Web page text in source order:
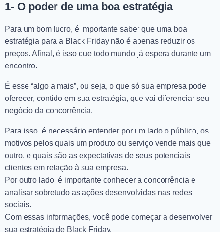
1- O poder de uma boa estratégia
Para um bom lucro, é importante saber que uma boa
estratégia para a Black Friday não é apenas reduzir os
preços. Afinal, é isso que todo mundo já espera durante um
encontro.
É esse “algo a mais”, ou seja, o que só sua empresa pode
oferecer, contido em sua estratégia, que vai diferenciar seu
negócio da concorrência.
Para isso, é necessário entender por um lado o público, os
motivos pelos quais um produto ou serviço vende mais que
outro, e quais são as expectativas de seus potenciais
clientes em relação à sua empresa.
Por outro lado, é importante conhecer a concorrência e
analisar sobretudo as ações desenvolvidas nas redes
sociais.
Com essas informações, você pode começar a desenvolver
sua estratégia de Black Friday.